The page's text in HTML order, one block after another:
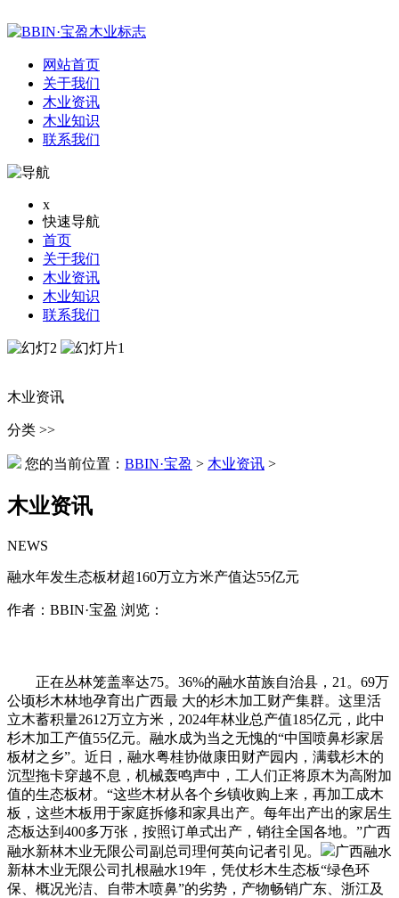
网站首页
关于我们
木业资讯
木业知识
联系我们
x
快速导航
首页
关于我们
木业资讯
木业知识
联系我们
木业资讯
分类 >>
您的当前位置： BBIN·宝盈 > 木业资讯 >
木业资讯
NEWS
融水年发生态板材超160万立方米产值达55亿元
作者：BBIN·宝盈 浏览：
正在丛林笼盖率达75。36%的融水苗族自治县，21。69万
公顷杉木林地孕育出广西最 大的杉木加工财产集群。这里活
立木蓄积量2612万立方米，2024年林业总产值185亿元，此中
杉木加工产值55亿元。融水成为当之无愧的“中国喷鼻杉家居
板材之乡”。近日，融水粤桂协做康田财产园内，满载杉木的
沉型拖卡穿越不息，机械轰鸣声中，工人们正将原木为高附加
值的生态板材。“这些木材从各个乡镇收购上来，再加工成木
板，这些木板用于家庭拆修和家具出产。每年出产出的家居生
态板达到400多万张，按照订单式出产，销往全国各地。”广西
融水新林木业无限公司副总司理何英向记者引见。
广西融水
新林木业无限公司扎根融水19年，凭仗杉木生态板“绿色环
保、概况光洁、自带木喷鼻”的劣势，产物畅销广东、浙江及